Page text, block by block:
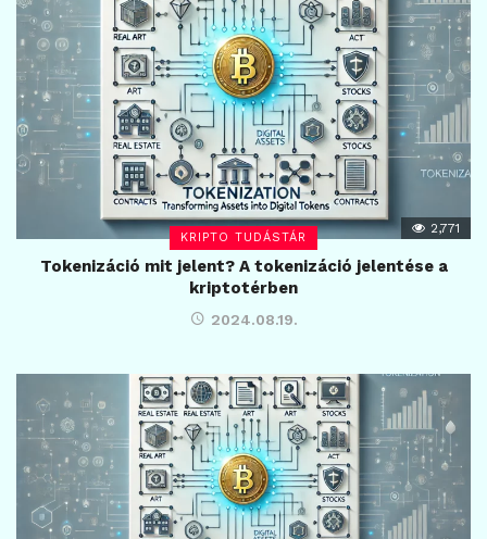
KRIPTO TUDÁSTÁR
2,771
Tokenizáció mit jelent? A tokenizáció jelentése a
kriptotérben
2024.08.19.